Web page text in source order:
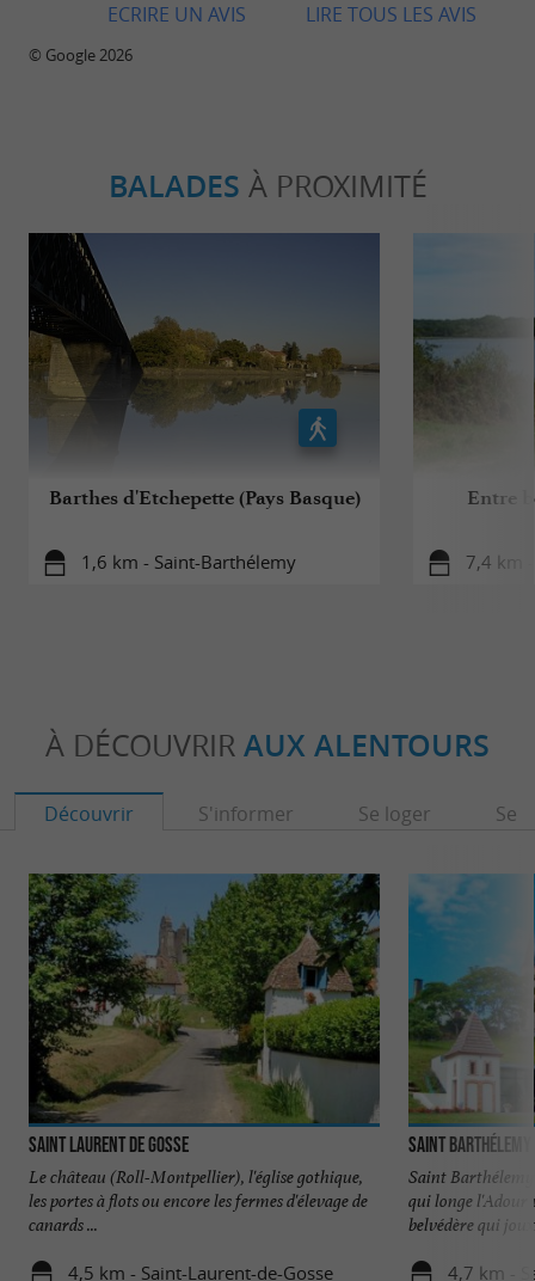
LIRE TOUS LES AVIS
ECRIRE UN AVIS
© Google 2026
BALADES À PROXIMITÉ
Barthes d'Etchepette (Pays Basque)
1,6 km - Saint-Barthélemy
Entre
7,4 km
À DÉCOUVRIR AUX ALENTOURS
Découvrir S'informer Se loger Se
Saint Laurent de Gosse
Le château (Roll-Montpellier), l'église gothique,
les portes à flots ou encore les fermes d'élevage de
canards ...
4,5 km - Saint-Laurent-de-Gosse
Saint Barthélemy
Saint
qui longe l'Adour
belvédère qui
4,7 km -